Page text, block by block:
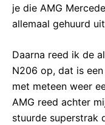
je die AMG
allemaal gehuurd
Daarna reed ik de
N206 op, dat is
met meteen weer
AMG reed achter
stuurde superstrak